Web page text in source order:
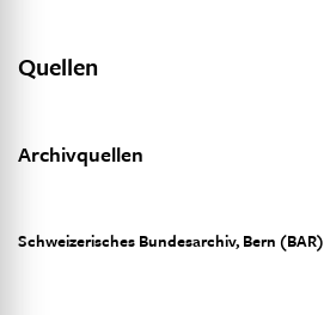
Quellen
Archivquellen
Schweizerisches Bundesarchiv, Bern (BAR)